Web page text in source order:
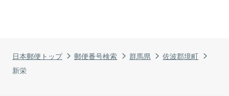
日本郵便トップ 郵便番号検索 群馬県
佐波郡境町
新栄